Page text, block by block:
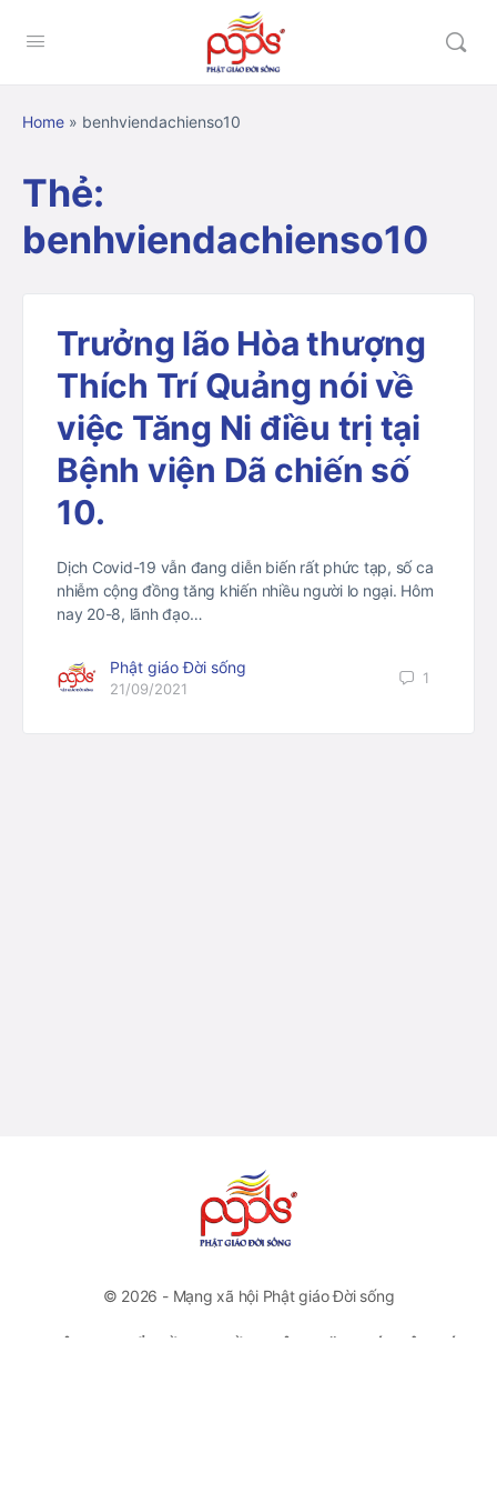
Home » benhviendachienso10
Thẻ:
benhviendachienso10
Trưởng lão Hòa thượng
Thích Trí Quảng nói về
việc Tăng Ni điều trị tại
Bệnh viện Dã chiến số
10.
Dịch Covid-19 vẫn đang diễn biến rất phức tạp, số ca
nhiễm cộng đồng tăng khiến nhiều người lo ngại. Hôm
nay 20-8, lãnh đạo…
Phật giáo Đời sống
21/09/2021
1
© 2026 - Mạng xã hội Phật giáo Đời sống